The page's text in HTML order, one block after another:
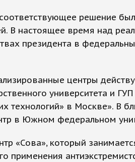
решение
В настоящее время над
президента в
центры
университета и
технологий» в Москве». В
в Южном федеральном
«Сова», который
применения